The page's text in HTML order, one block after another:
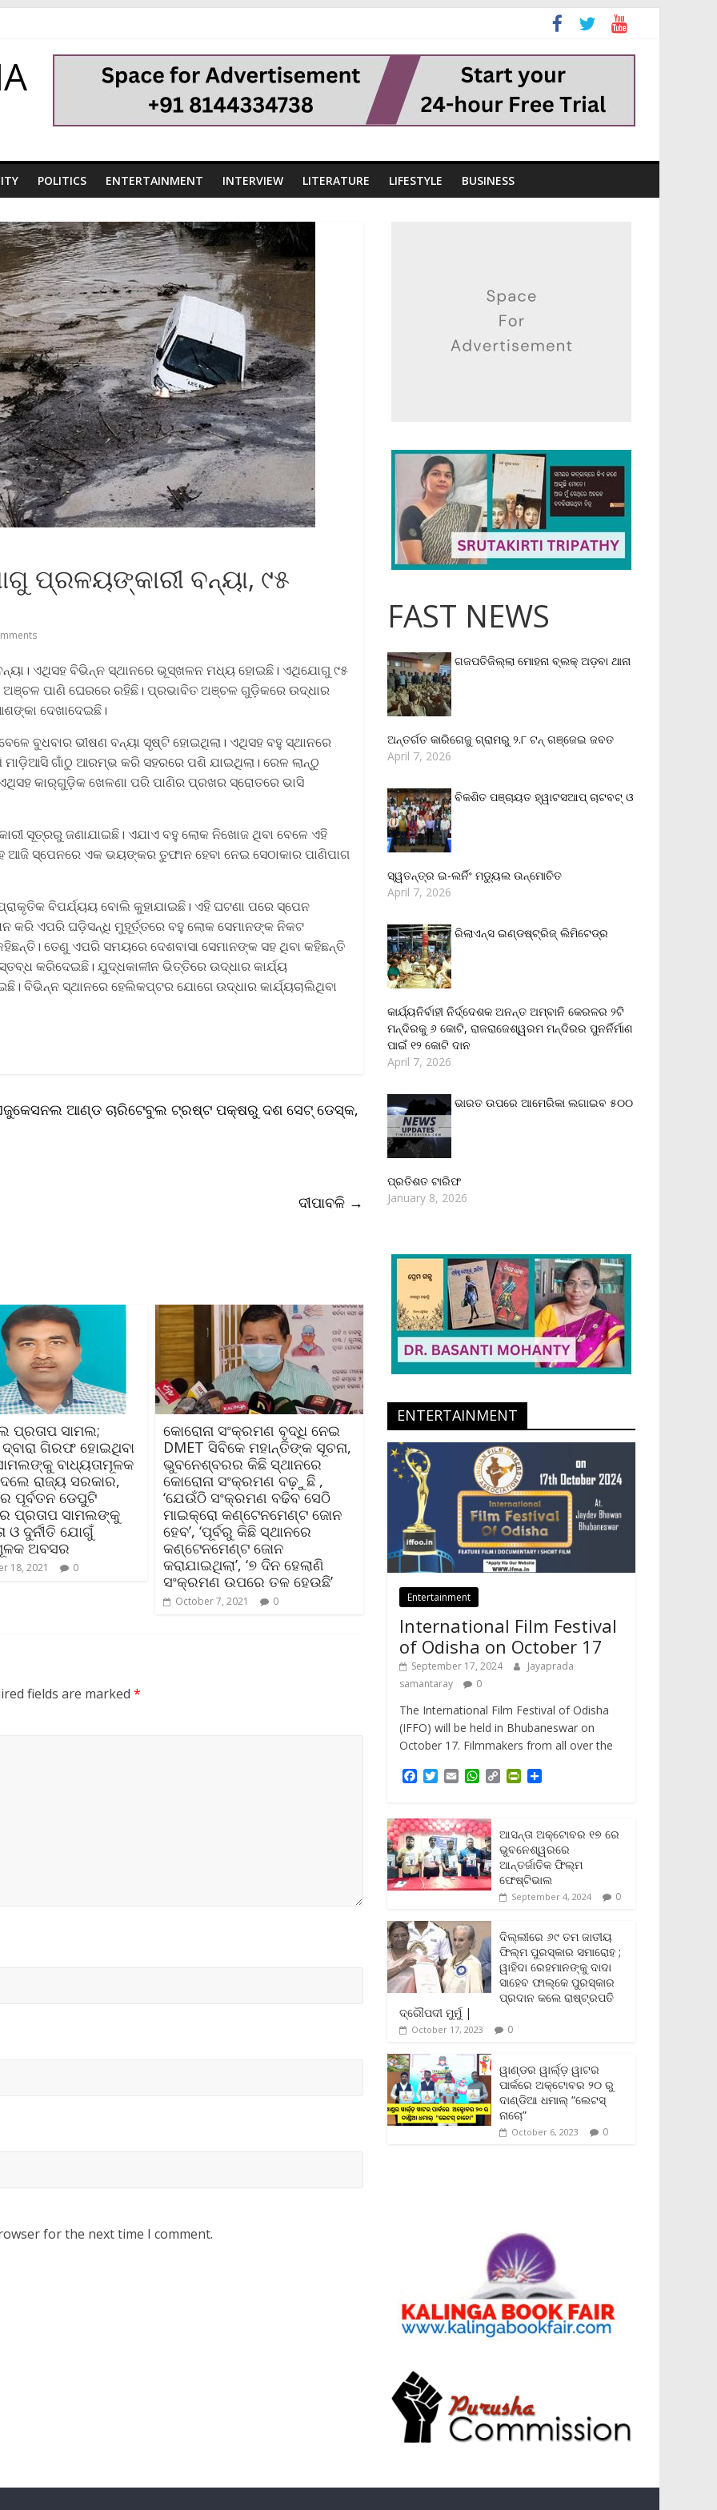
POLITICS ENTERTAINMENT INTERVIEW LITERATURE LIFESTYLE BUSINESS
ପ୍ରଳୟଙ୍କାରୀ ବନ୍ୟା, ୯୫
ଏଥିସହ ବିଭିନ୍ନ ସ୍ଥାନରେ ଭୂସ୍ଖଳନ ମଧ୍ୟ ହୋଇଛି। ଏଥିଯୋଗୁ ୯୫
ପାଣି ଘେରରେ ରହିଛି। ପ୍ରଭାବିତ ଅଞ୍ଚଳ ଗୁଡ଼ିକରେ ଉଦ୍ଧାର
ଦେଖାଦେଇଛି।
ବୁଧବାର ଭୀଷଣ ବନ୍ୟା ସୃଷ୍ଟି ହୋଇଥିଲା। ଏଥିସହ ବହୁ ସ୍ଥାନରେ
ଗାଁଠୁ ଆରମ୍ଭ କରି ସହରରେ ପଶି ଯାଇଥିଲା। ରେଳ ଲାନ୍‌ଠୁ
କାର୍‌ଗୁଡ଼ିକ ଖେଳଣା ପରି ପାଣିର ପ୍ରଖର ସ୍ରୋତରେ ଭାସି
ସୂତ୍ରରୁ ଜଣାଯାଇଛି। ଏଯାଏ ବହୁ ଲୋକ ନିଖୋଜ ଥିବା ବେଳେ ଏହି
ସ୍ପେନରେ ଏକ ଭୟଙ୍କର ତୁଫାନ ହେବା ନେଇ ସେଠାକାର ପାଣିପାଗ
ବିପର୍ଯ୍ୟୟ ବୋଲି କୁହାଯାଇଛି। ଏହି ଘଟଣା ପରେ ସ୍ପେନ
କରି ଏପରି ଘଡ଼ିସନ୍ଧି ମୁହୂର୍ତ୍ତରେ ବହୁ ଲୋକ ସେମାନଙ୍କ ନିକଟ
ତେଣୁ ଏପରି ସମୟରେ ଦେଶବାସା ସେମାନଙ୍କ ସହ ଥିବା କହିଛନ୍ତି
କରିଦେଇଛି। ଯୁଦ୍ଧକାଳୀନ ଭିତ୍ତିରେ ଉଦ୍ଧାର କାର୍ଯ୍ୟ
ବିଭିନ୍ନ ସ୍ଥାନରେ ହେଲିକପ୍ଟର ଯୋଗେ ଉଦ୍ଧାର କାର୍ଯ୍ୟଚାଲିଥିବା
ଏଜୁକେସନଲ ଆଣ୍ଡ ଚାରିଟେବୁଲ ଟ୍ରଷ୍ଟ ପକ୍ଷରୁ ଦଶ ସେଟ୍ ଡେସ୍କ,
ଦୀପାବଳି →
ପ୍ରତାପ ସାମଲ;
ଗିରଫ ହୋଇଥିବା
ବାଧ୍ୟତାମୂଳକ
ରାଜ୍ୟ ସରକାର,
ପୂର୍ବତନ ଡେପୁଟି
ପ୍ରତାପ ସାମଲଙ୍କୁ
ଓ ଦୁର୍ନୀତି ଯୋଗୁଁ
ଅବସର
18, 2021 0
କୋରୋନା ସଂକ୍ରମଣ ବୃଦ୍ଧି ନେଇ
DMET ସିବିକେ ମହାନ୍ତିଙ୍କ ସୂଚନା,
ଭୁବନେଶ୍ବରର କିଛି ସ୍ଥାନରେ
କୋରୋନା ସଂକ୍ରମଣ ବଢ଼ୁଛି ,
‘ଯେଉଁଠି ସଂକ୍ରମଣ ବଢିବ ସେଠି
ମାଇକ୍ରୋ କଣ୍ଟେନମେଣ୍ଟ ଜୋନ
ହେବ’, ‘ପୂର୍ବରୁ କିଛି ସ୍ଥାନରେ
କଣ୍ଟେନମେଣ୍ଟ ଜୋନ
କରାଯାଇଥିଲା’, ‘୭ ଦିନ ହେଲାଣି
ସଂକ୍ରମଣ ଉପରେ ତଳ ହେଉଛି’
October 7, 2021 0
fields are marked *
for the next time I comment.
FAST NEWS
ଗଜପତିଜିଲ୍ଲା ମୋହନା ବ୍ଲକ୍‌ ଅଡ଼ବା ଥାନା
ଅନ୍ତର୍ଗତ କାରିଗେଜୁ ଗ୍ରାମରୁ ୨.୮ ଟନ୍ ଗଞ୍ଜେଇ ଜବତ
April 7, 2026
ବିକଶିତ ପଞ୍ଚାୟତ ହ୍ୱାଟସଆପ୍ ଚାଟବଟ୍ ଓ
ସ୍ୱତନ୍ତ୍ର ଇ-ଲର୍ନିଂ ମଡ୍ୟୁଲ ଉନ୍ମୋଚିତ
April 7, 2026
ରିଲାଏନ୍‌ସ ଇଣ୍ଡଷ୍ଟ୍ରିଜ୍ ଲିମିଟେଡ୍‌ର
କାର୍ଯ୍ୟନିର୍ବାହୀ ନିର୍ଦ୍ଦେଶକ ଅନନ୍ତ ଅମ୍ବାନି କେରଳର ୨ଟି
ମନ୍ଦିରକୁ ୬ କୋଟି, ରାଜରାଜେଶ୍ୱରମ ମନ୍ଦିରର ପୁନର୍ନିର୍ମାଣ
ପାଇଁ ୧୨ କୋଟି ଦାନ
April 7, 2026
ଭାରତ ଉପରେ ଆମେରିକା ଲଗାଇବ ୫୦୦
ପ୍ରତିଶତ ଟାରିଫ
January 8, 2026
ENTERTAINMENT
Entertainment
International Film Festival
of Odisha on October 17
September 17, 2024
Jayaprada
samantaray
0
The International Film Festival of Odisha
(IFFO) will be held in Bhubaneswar on
October 17. Filmmakers from all over the
e
b
o
o
k
T
t
t
e
r
E
i
l
W
t
s
A
p
p
C
L
i
n
k
P
t
F
r
i
e
n
l
y
e
ଆସନ୍ତା ଅକ୍ଟୋବର ୧୭ ରେ
ଭୁବନେଶ୍ୱରରେ
ଆନ୍ତର୍ଜାତିକ ଫିଲ୍ମ
ଫେଷ୍ଟିଭାଲ
September 4, 2024 0
ଦିଲ୍ଲୀରେ ୬୯ ତମ ଜାତୀୟ
ଫିଲ୍ମ ପୁରସ୍କାର ସମାରୋହ ;
ୱାହିଦା ରେହମାନଙ୍କୁ ଦାଦା
ସାହେବ ଫାଲ୍‌କେ ପୁରସ୍କାର
ପ୍ରଦାନ କଲେ ରାଷ୍ଟ୍ରପତି
ଦ୍ରୌପଦୀ ମୁର୍ମୁ |
October 17, 2023 0
ୱାଣ୍ଡର ୱାର୍ଲ୍‌ଡ଼ ୱାଟର
ପାର୍କରେ ଅକ୍ଟୋବର ୨୦ ରୁ
ଦାଣ୍ଡିଆ ଧମାଲ୍ “ଲେଟସ୍
ନାଚୋ”
October 6, 2023 0